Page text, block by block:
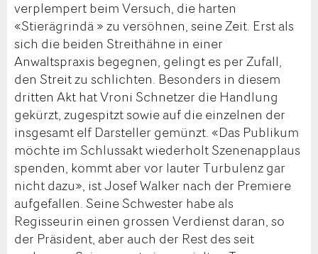
verplempert beim Versuch, die harten
«Stierägrindä » zu versöhnen, seine Zeit. Erst als
sich die beiden Streithähne in einer
Anwaltspraxis begegnen, gelingt es per Zufall,
den Streit zu schlichten. Besonders in diesem
dritten Akt hat Vroni Schnetzer die Handlung
gekürzt, zugespitzt sowie auf die einzelnen der
insgesamt elf Darsteller gemünzt. «Das Publikum
möchte im Schlussakt wiederholt Szenenapplaus
spenden, kommt aber vor lauter Turbulenz gar
nicht dazu», ist Josef Walker nach der Premiere
aufgefallen. Seine Schwester habe als
Regisseurin einen grossen Verdienst daran, so
der Präsident, aber auch der Rest des seit